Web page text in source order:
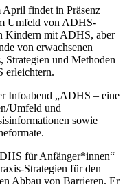
findet in Präsenz
Umfeld von ADHS-
Kindern mit ADHS, aber
von erwachsenen
Strategien und Methoden
erleichtern.
Infoabend „ADHS – eine
Umfeld und
sowie
für Anfänger*innen“
Strategien für den
Abbau von Barrieren. Er